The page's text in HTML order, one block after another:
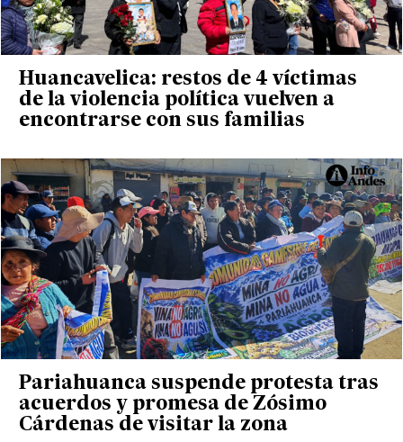
Huancavelica: restos de 4 víctimas
de la violencia política vuelven a
encontrarse con sus familias
Pariahuanca suspende protesta tras
acuerdos y promesa de Zósimo
Cárdenas de visitar la zona